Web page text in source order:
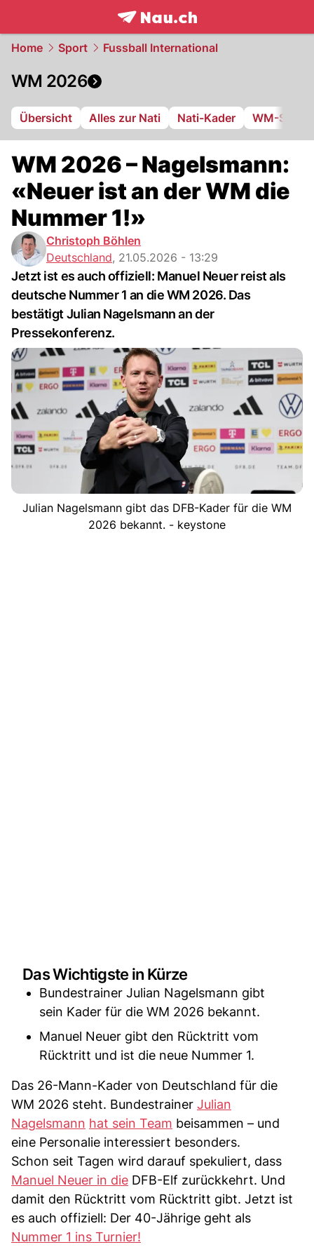
frontpage.NAU.ch
Home Sport Fussball International
WM 2026
Übersicht Alles zur Nati Nati-Kader WM-
WM 2026 – Nagelsmann:
«Neuer ist an der WM die
Nummer 1!»
Christoph Böhlen
Deutschland, 21.05.2026 - 13:29
Jetzt ist es auch offiziell: Manuel Neuer reist als
deutsche Nummer 1 an die WM 2026. Das
bestätigt Julian Nagelsmann an der
Pressekonferenz.
Julian Nagelsmann gibt das DFB-Kader für die WM
2026 bekannt. - keystone
Das Wichtigste in Kürze
Bundestrainer Julian Nagelsmann gibt
sein Kader für die WM 2026 bekannt.
Manuel Neuer gibt den Rücktritt vom
Rücktritt und ist die neue Nummer 1.
Das 26-Mann-Kader von Deutschland für die
WM 2026 steht. Bundestrainer Julian
Nagelsmann hat sein Team beisammen – und
eine Personalie interessiert besonders.
Schon seit Tagen wird darauf spekuliert, dass
Manuel Neuer in die DFB-Elf zurückkehrt. Und
damit den Rücktritt vom Rücktritt gibt. Jetzt ist
es auch offiziell: Der 40-Jährige geht als
Nummer 1 ins Turnier!